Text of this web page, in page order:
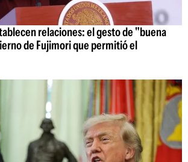
relaciones: el gesto de "buena
de Fujimori que permitió el